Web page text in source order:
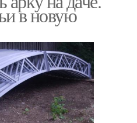
в новую